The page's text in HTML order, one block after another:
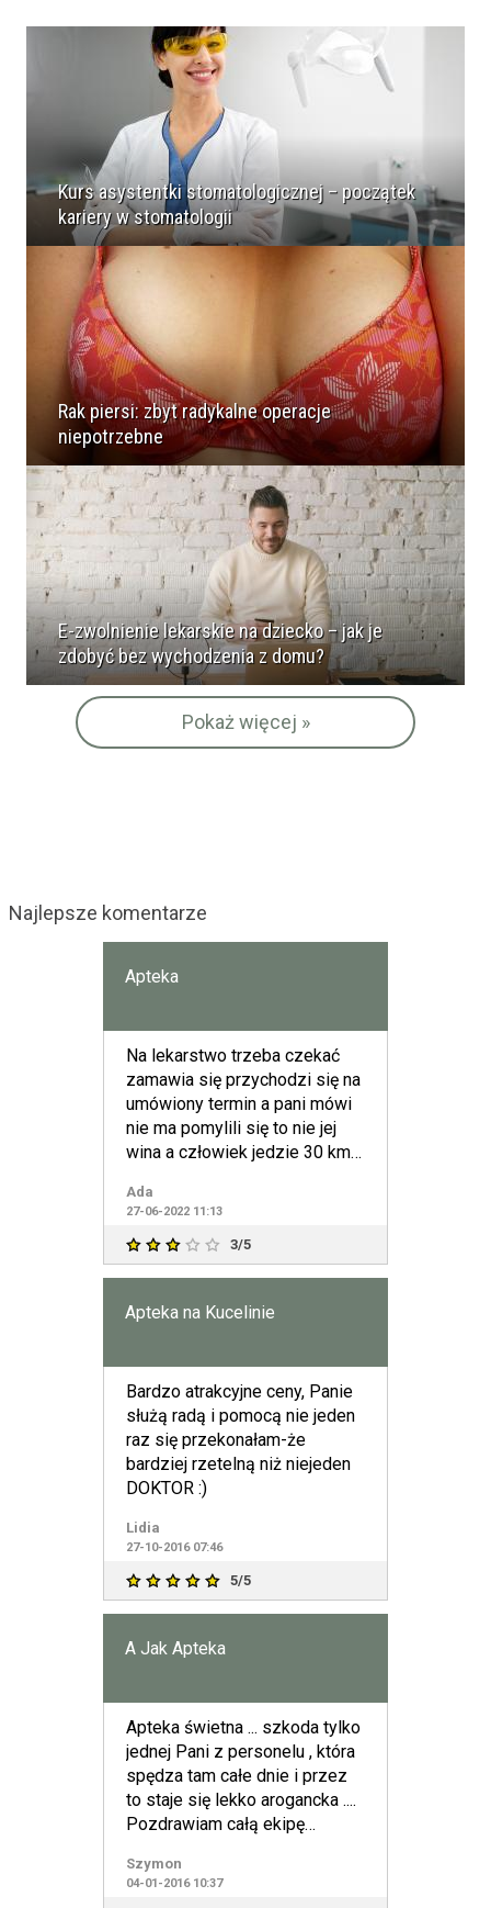
Kurs asystentki stomatologicznej – początek
kariery w stomatologii
Rak piersi: zbyt radykalne operacje
niepotrzebne
E-zwolnienie lekarskie na dziecko – jak je
zdobyć bez wychodzenia z domu?
Pokaż więcej »
Najlepsze komentarze
Apteka
Na lekarstwo trzeba czekać
zamawia się przychodzi się na
umówiony termin a pani mówi
nie ma pomylili się to nie jej
wina a człowiek jedzie 30 km
Ada
27-06-2022 11:13
3/5
Apteka na Kucelinie
Bardzo atrakcyjne ceny, Panie
służą radą i pomocą nie jeden
raz się przekonałam-że
bardziej rzetelną niż niejeden
DOKTOR :)
Lidia
27-10-2016 07:46
5/5
A Jak Apteka
Apteka świetna ... szkoda tylko
jednej Pani z personelu , która
spędza tam całe dnie i przez
to staje się lekko arogancka ....
Pozdrawiam całą ekipę
Szymon
04-01-2016 10:37